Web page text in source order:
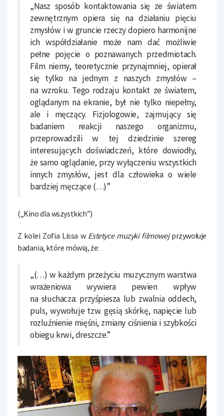
„Nasz sposób kontaktowania się ze światem
zewnętrznym opiera się na działaniu pięciu
zmysłów i w gruncie rzeczy dopiero harmonijne
ich współdziałanie może nam dać możliwie
pełne pojęcie o poznawanych przedmiotach.
Film niemy, teoretycznie przynajmniej, opierał
się tylko na jednym z naszych zmysłów –
na wzroku. Tego rodzaju kontakt ze światem,
oglądanym na ekranie, był nie tylko niepełny,
ale i męczący. Fizjologowie, zajmujący się
badaniem reakcji naszego organizmu,
przeprowadzili w tej dziedzinie szereg
interesujących doświadczeń, które dowiodły,
że samo oglądanie, przy wyłączeniu wszystkich
innych zmysłów, jest dla człowieka o wiele
bardziej męczące (…)”
(„Kino dla wszystkich”)
Z kolei Zofia Lissa w Estetyce muzyki filmowejprzywołuje
badania, które mówią, że:
„(…) w każdym przeżyciu muzycznym warstwa
wrażeniowa wywiera pewien wpływ
na słuchacza: przyśpiesza lub zwalnia oddech,
puls, wywołuje tzw. gęsią skórkę, napięcie lub
rozluźnienie mięśni, zmiany ciśnienia i szybkości
obiegu krwi, dreszcze.”